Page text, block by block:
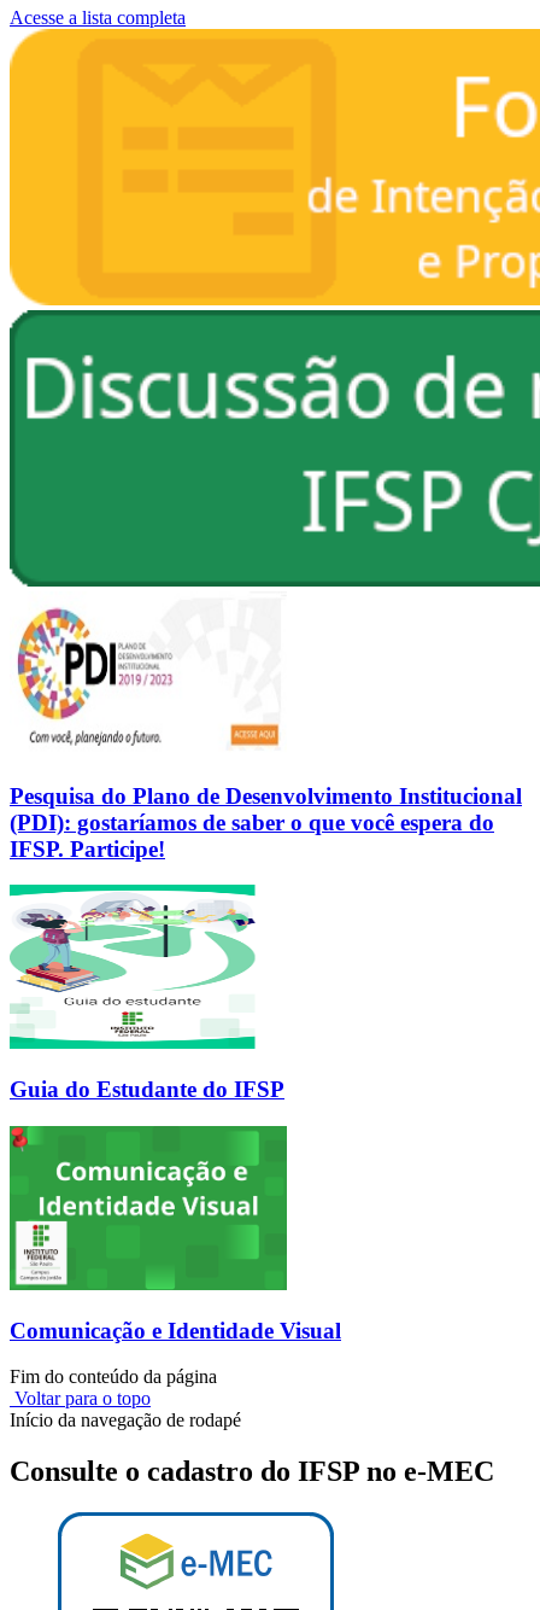
Acesse a lista completa
Pesquisa do Plano de Desenvolvimento Institucional
(PDI): gostaríamos de saber o que você espera do
IFSP. Participe!
Guia do Estudante do IFSP
Comunicação e Identidade Visual
Fim do conteúdo da página
Voltar para o topo
Início da navegação de rodapé
Consulte o cadastro do IFSP no e-MEC